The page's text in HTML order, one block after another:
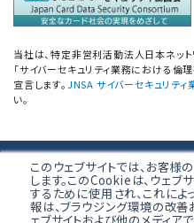
このウェブサイトでは、お客
します。このCookieは、ウェ
するために使用され、これによ
報は、ブラウジング環境の改善
「防衛産業サイバーセキュリ
PCI 準拠支援／オンサイト評
／PCI 準拠維持支援
PCI DSSセキュリティセカン
PCI DSS Ver4.0.1 SAQ(D-
当社は、特定非営利活動法人日本ネット
「サイバーセキュリティ業務における倫
宣言します。JNSA サイバーセキュリテ
い。
株式会社ブロードバンドセ
〒160-0023 東京都新宿区西